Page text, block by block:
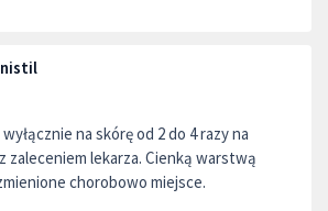
na skórę od 2 do 4 razy na
zaleceniem lekarza. Cienką warstwą
chorobowo miejsce.